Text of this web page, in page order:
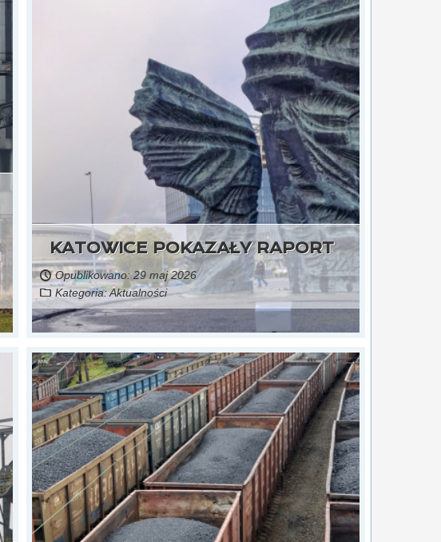
KATOWICE POKAZAŁY RAPORT
Opublikowano: 29 maj 2026
Kategoria:Aktualności